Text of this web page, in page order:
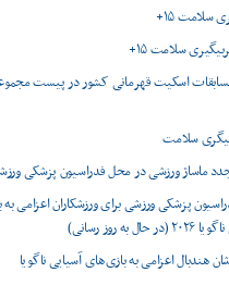
سلامت ۱۵+
سلامت ۱۵+
اسکیت قهرمانی کشور در پیست
سلامت
ماساژ ورزشی در محل فدراسیون پزشکی
پزشکی ورزشی برای ورزشکاران اعزامی
روز رسانی)
هندبال اعزامی به بازی‌های آسیایی ناگویا